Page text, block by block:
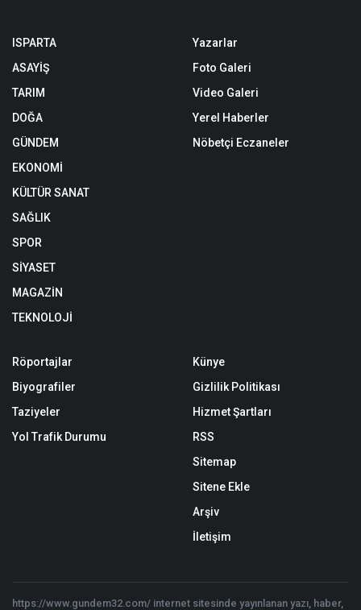
ISPARTA
ASAYİŞ
TARIM
DOĞA
GÜNDEM
EKONOMİ
KÜLTÜR SANAT
SAĞLIK
SPOR
SİYASET
MAGAZİN
TEKNOLOJİ
Yazarlar
Foto Galeri
Video Galeri
Yerel Haberler
Nöbetçi Eczaneler
Röportajlar
Biyografiler
Taziyeler
Yol Trafik Durumu
Künye
Gizlilik Politikası
Hizmet Şartları
RSS
Sitemap
Sitene Ekle
Arşiv
İletişim
https://www.gundem32.com/ internet sitesinde yayınlanan yazı, haber,